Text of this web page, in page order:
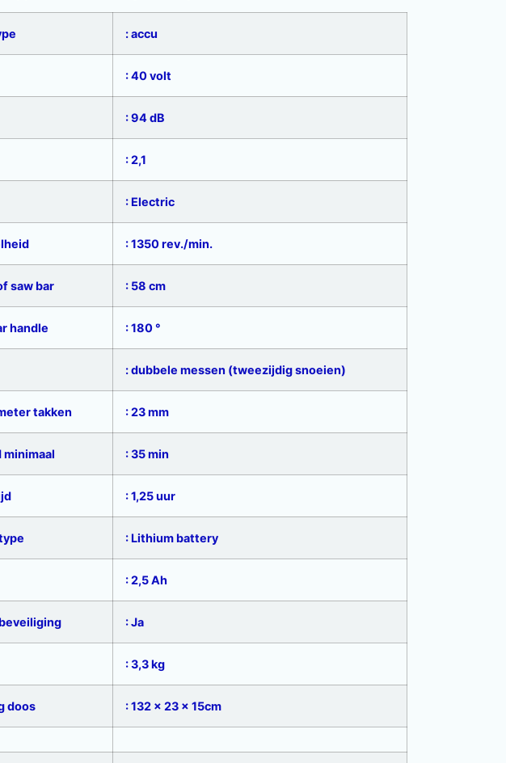
: accu
: 40 volt
: 94 dB
: 2,1
: Electric
: 1350 rev./min.
saw bar : 58 cm
handle : 180 °
: dubbele messen (tweezijdig snoeien)
takken : 23 mm
: 35 min
: 1,25 uur
: Lithium battery
: 2,5 Ah
: Ja
: 3,3 kg
doos : 132 x 23 x 15cm